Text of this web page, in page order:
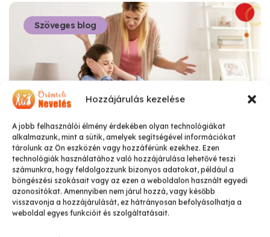
Hozzájárulás kezelése
A jobb felhasználói élmény érdekében olyan technológiákat
alkalmazunk, mint a sütik, amelyek segítségével információkat
tárolunk az Ön eszközén vagy hozzáférünk ezekhez. Ezen
technológiák használatához való hozzájárulása lehetővé teszi
számunkra, hogy feldolgozzunk bizonyos adatokat, például a
böngészési szokásait vagy az ezen a weboldalon használt egyedi
azonosítókat. Amennyiben nem járul hozzá, vagy később
visszavonja a hozzájárulását, ez hátrányosan befolyásolhatja a
weboldal egyes funkcióit és szolgáltatásait.
Szöveges blog
március 20, 2026
Százszor kell elmondani…
Anyuka ezt kérdezte arról, hogy kiborul a gyerek: „A
kisfiam 3 éves, nem sűrűn, de van úgy, hogy kiborul,